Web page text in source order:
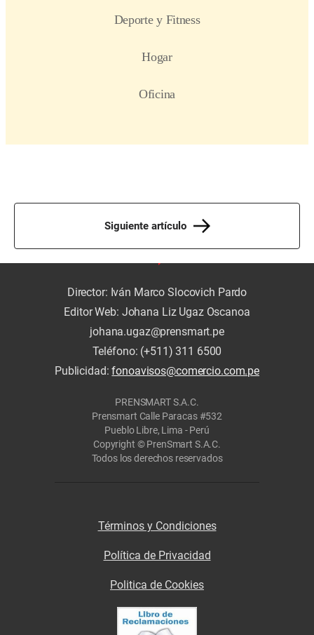
Siguiente artículo
Director: Iván Marco Slocovich Pardo
Editor Web: Johana Liz Ugaz Oscanoa
johana.ugaz@prensmart.pe
Teléfono: (+511) 311 6500
Publicidad:fonoavisos@comercio.com.pe
PRENSMART S.A.C.
Prensmart Calle Paracas #532
Pueblo Libre, Lima - Perú
Copyright © PrenSmart S.A.C.
Todos los derechos reservados
Términos y Condiciones
Política de Privacidad
Politica de Cookies